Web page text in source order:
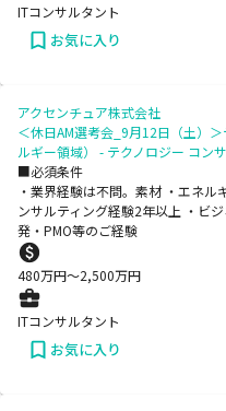
ITコンサルタント
お気に入り
アクセンチュア株式会社
＜休日AM選考会_9月12日（土）
ルギー領域） - テクノロジー コン
■必須条件
・業界経験は不問。素材 ・エネ
ンサルティング経験2年以上 ・ビ
発・PMO等のご経験
480万円〜2,500万円
ITコンサルタント
お気に入り